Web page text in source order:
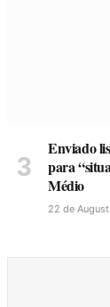
Enviado
para
Médio
22 de